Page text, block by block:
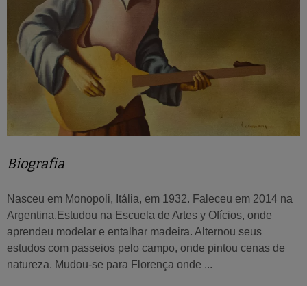
Biografia
Nasceu em Monopoli, Itália, em 1932. Faleceu em 2014 na
Argentina.Estudou na Escuela de Artes y Ofícios, onde
aprendeu modelar e entalhar madeira. Alternou seus
estudos com passeios pelo campo, onde pintou cenas de
natureza. Mudou-se para Florença onde ...